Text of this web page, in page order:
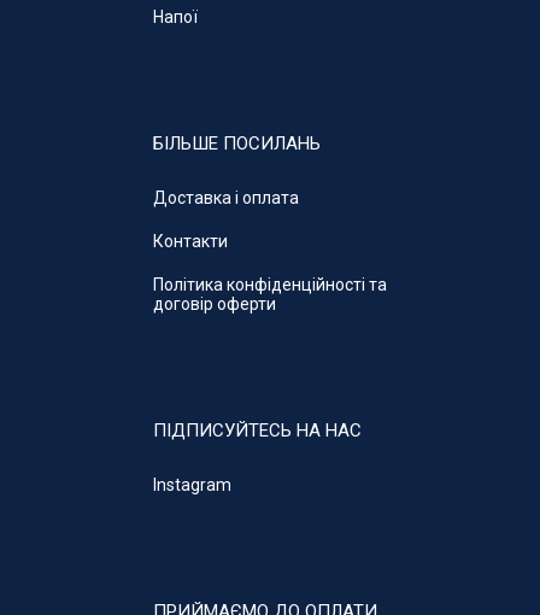
Напої
БІЛЬШЕ ПОСИЛАНЬ
Доставка і оплата
Контакти
Політика конфіденційності та
договір оферти
ПІДПИСУЙТЕСЬ НА НАС
Instagram